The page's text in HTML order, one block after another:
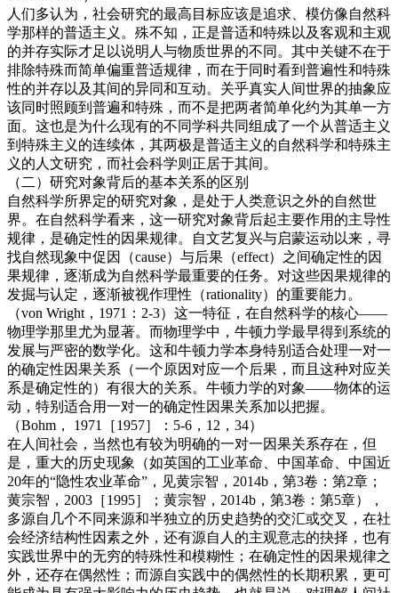
人们多认为，社会研究的最高目标应该是追求、模仿像自然科
学那样的普适主义。殊不知，正是普适和特殊以及客观和主观
的并存实际才足以说明人与物质世界的不同。其中关键不在于
排除特殊而简单偏重普适规律，而在于同时看到普遍性和特殊
性的并存以及其间的异同和互动。关乎真实人间世界的抽象应
该同时照顾到普遍和特殊，而不是把两者简单化约为其单一方
面。这也是为什么现有的不同学科共同组成了一个从普适主义
到特殊主义的连续体，其两极是普适主义的自然科学和特殊主
义的人文研究，而社会科学则正居于其间。
（二）研究对象背后的基本关系的区别
自然科学所界定的研究对象，是处于人类意识之外的自然世
界。在自然科学看来，这一研究对象背后起主要作用的主导性
规律，是确定性的因果规律。自文艺复兴与启蒙运动以来，寻
找自然现象中促因（cause）与后果（effect）之间确定性的因
果规律，逐渐成为自然科学最重要的任务。对这些因果规律的
发掘与认定，逐渐被视作理性（rationality）的重要能力。
（von Wright，1971：2-3）这一特征，在自然科学的核心——
物理学那里尤为显著。而物理学中，牛顿力学最早得到系统的
发展与严密的数学化。这和牛顿力学本身特别适合处理一对一
的确定性因果关系（一个原因对应一个后果，而且这种对应关
系是确定性的）有很大的关系。牛顿力学的对象——物体的运
动，特别适合用一对一的确定性因果关系加以把握。
（Bohm， 1971［1957］：5-6，12，34）
在人间社会，当然也有较为明确的一对一因果关系存在，但
是，重大的历史现象（如英国的工业革命、中国革命、中国近
20年的“隐性农业革命”，见黄宗智，2014b，第3卷：第2章；
黄宗智，2003［1995］；黄宗智，2014b，第3卷：第5章），
多源自几个不同来源和半独立的历史趋势的交汇或交叉，在社
会经济结构性因素之外，还有源自人的主观意志的抉择，也有
实践世界中的无穷的特殊性和模糊性；在确定性的因果规律之
外，还存在偶然性；而源自实践中的偶然性的长期积累，更可